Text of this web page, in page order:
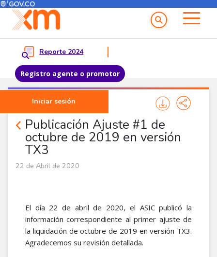
Pasar al contenido principal
Menú del Usuario
Reporte 2024
Registro agente o promotor
Iniciar sesión
Menu principal
Publicación Ajuste #1 de
octubre de 2019 en versión
TX3
Noticias Agentes
22 de Abril de 2020
El día 22 de abril de 2020, el ASIC publicó la
información correspondiente al primer ajuste de
la liquidación de octubre de 2019 en versión TX3.
Agradecemos su revisión detallada.